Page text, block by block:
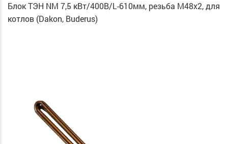
Блок ТЭН NM 7,5 кВт/400В/L-610мм, резьба М48х2, для
котлов (Dakon, Buderus)